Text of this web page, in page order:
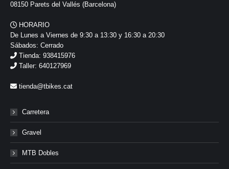
08150 Parets del Vallés (Barcelona)
HORARIO
De Lunes a Viernes de 9:30 a 13:30 y 16:30 a 20:30
Sábados: Cerrado
Tienda: 938415976
Taller: 640127969
tienda@tbikes.cat
Carretera
Gravel
MTB Dobles